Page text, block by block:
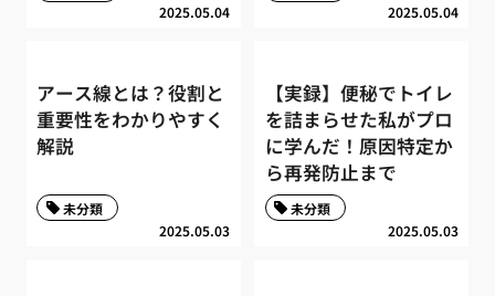
2025.05.04 2025.05.04
アース線とは？役割と
重要性をわかりやすく
解説
2025.05.03
未分類
【実録】便秘でトイレ
を詰まらせた私がプロ
に学んだ！原因特定か
ら再発防止まで
2025.05.03
未分類